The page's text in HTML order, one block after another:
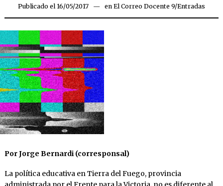
Publicado el 16/05/201717/05/2017
en El Correo Docente 9/Entradas
Por Jorge Bernardi (corresponsal)
La política educativa en Tierra del Fuego, provincia